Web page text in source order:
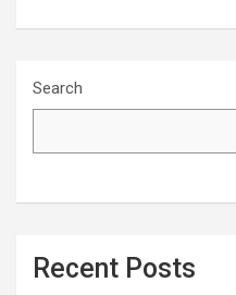
Search
Recent Posts